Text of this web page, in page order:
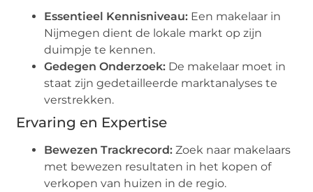
Essentieel Kennisniveau: Een makelaar in
Nijmegen dient de lokale markt op zijn
duimpje te kennen.
Gedegen Onderzoek: De makelaar moet in
staat zijn gedetailleerde marktanalyses te
verstrekken.
Ervaring en Expertise
Bewezen Trackrecord: Zoek naar makelaars
met bewezen resultaten in het kopen of
verkopen van huizen in de regio.